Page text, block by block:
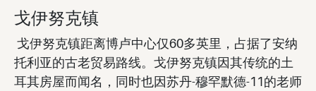
戈伊努克镇
戈伊努克镇距离博卢中心仅60多英里，占据了安纳
托利亚的古老贸易路线。戈伊努克镇因其传统的土
耳其房屋而闻名，同时也因苏丹-穆罕默德-11的老师